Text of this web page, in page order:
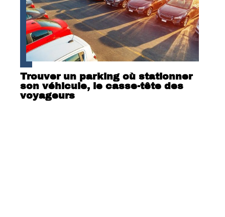
Trouver un parking où stationner
son véhicule, le casse-tête des
voyageurs